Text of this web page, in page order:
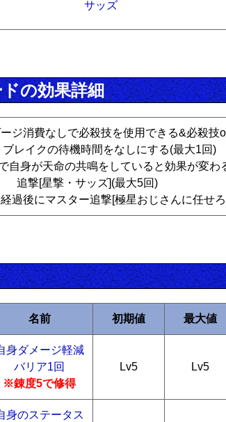
サッズ
の効果詳細
ージ消費なしで必殺技を使用できる&必殺技
ブレイクの待機時間をなしにする(最大1回)
自身が天命の共鳴をしていると効果が変わ
追撃[星撃・サッズ](最大5回)
経過後にマスター追撃[極星おじさんに任せ
名前 初期値 最大値
身ダメージ軽減
バリア1回
※錬度5で修得
Lv5 Lv5
身のステータス